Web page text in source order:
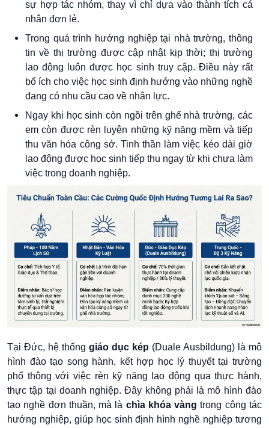
sự hợp tác nhóm, thay vì chỉ dựa vào thành tích cá
nhân đơn lẻ.
Trong quá trình hướng nghiệp tại nhà trường, thông
tin về thị trường được cập nhật kịp thời; thị trường
lao động luôn được học sinh truy cập. Điều này rất
bổ ích cho việc học sinh định hướng vào những nghề
đang có nhu cầu cao về nhân lực.
Ngay khi học sinh còn ngồi trên ghế nhà trường, các
em còn được rèn luyện những kỹ năng mềm và tiếp
thu văn hóa công sở. Tinh thần làm việc kéo dài giờ
lao động được học sinh tiếp thu ngay từ khi chưa làm
việc trong doanh nghiệp.
Tại Đức, hệ thống giáo dục kép (Duale Ausbildung) là mô
hình đào tạo song hành, kết hợp học lý thuyết tại trường
phổ thông với việc rèn kỹ năng lao động qua thực hành,
thực tập tại doanh nghiệp. Đây không phải là mô hình đào
tạo nghề đơn thuần, mà là chìa khóa vàng trong công tác
hướng nghiệp, giúp học sinh định hình nghề nghiệp tương